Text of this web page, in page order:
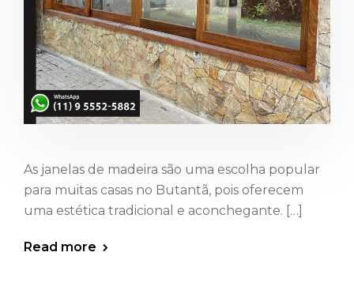
As janelas de madeira são uma escolha popular
para muitas casas no Butantã, pois oferecem
uma estética tradicional e aconchegante. […]
Read more